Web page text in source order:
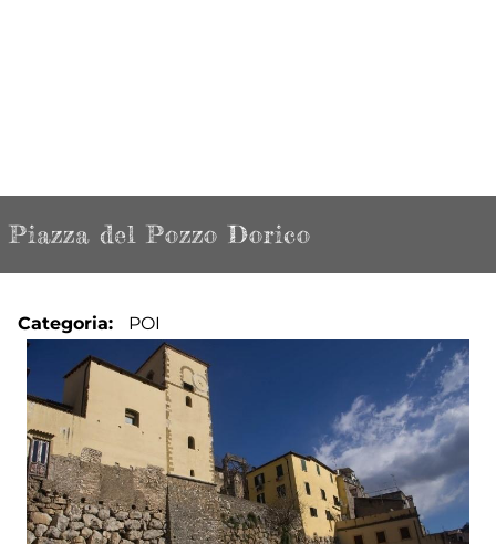
Piazza del Pozzo Dorico
Categoria POI